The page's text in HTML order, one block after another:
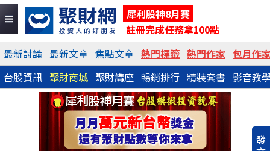
犀利股神8月賽
註冊完成任務拿100點
最新討論 最新文章 焦點文章 熱門標籤 熱門作家 包月作
台股資訊 聚財商城 聚財講座 暢銷排行 精裝套書 影音教
發